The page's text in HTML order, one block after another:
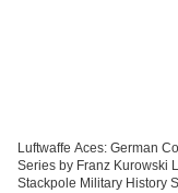
Luftwaffe Aces: German
Series by Franz Kurowski
Stackpole Military History